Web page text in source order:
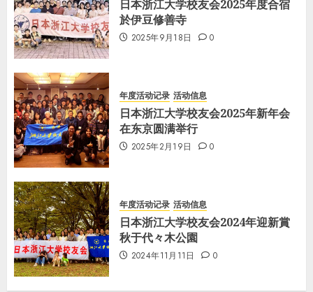
日本浙江大学校友会2025年度合宿
於伊豆修善寺
2025年9月18日 0
年度活动记录 活动信息
日本浙江大学校友会2025年新年会
在东京圆满举行
2025年2月19日 0
年度活动记录 活动信息
日本浙江大学校友会2024年迎新賞
秋于代々木公園
2024年11月11日 0